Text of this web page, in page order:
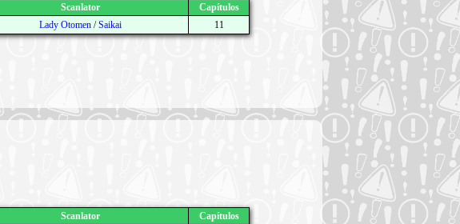
Scanlator
Capítulos
Lady Otomen/Saikai 11
Scanlator
Capítulos